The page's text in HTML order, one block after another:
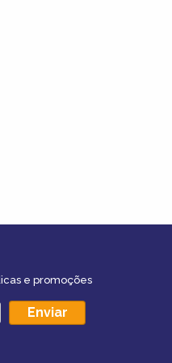
e promoções